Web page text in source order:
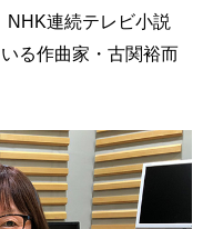
NHK連続テレビ小説
る作曲家・古関裕而